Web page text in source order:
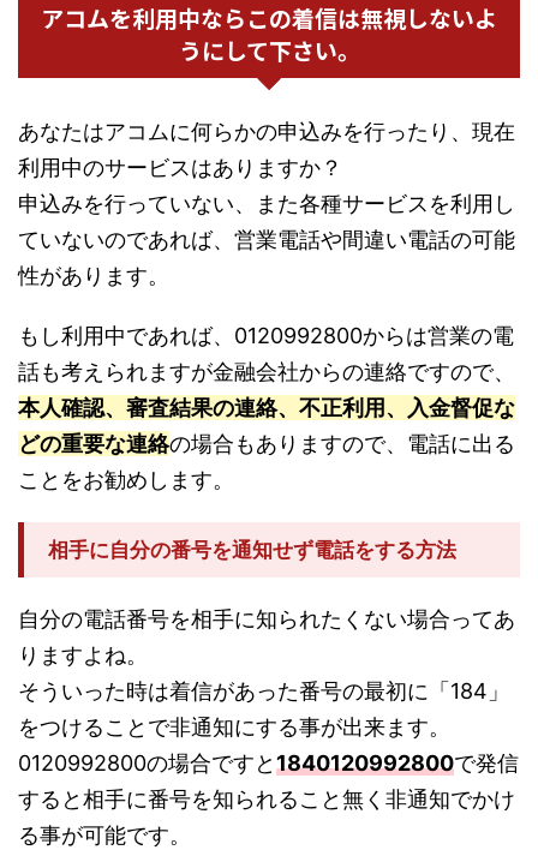
アコムを利用中ならこの着信は無視しないよ
うにして下さい。
あなたはアコムに何らかの申込みを行ったり、現在
利用中のサービスはありますか？
申込みを行っていない、また各種サービスを利用し
ていないのであれば、営業電話や間違い電話の可能
性があります。
もし利用中であれば、0120992800からは営業の電
話も考えられますが金融会社からの連絡ですので、
本人確認、審査結果の連絡、不正利用、入金督促な
どの重要な連絡の場合もありますので、電話に出る
ことをお勧めします。
相手に自分の番号を通知せず電話をする方法
自分の電話番号を相手に知られたくない場合ってあ
りますよね。
そういった時は着信があった番号の最初に「184」
をつけることで非通知にする事が出来ます。
0120992800の場合ですと1840120992800で発信
すると相手に番号を知られること無く非通知でかけ
る事が可能です。